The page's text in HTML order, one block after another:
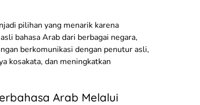
pilihan yang menarik karena
bahasa Arab dari berbagai negara,
berkomunikasi dengan penutur asli,
kosakata, dan meningkatkan
Arab Melalui